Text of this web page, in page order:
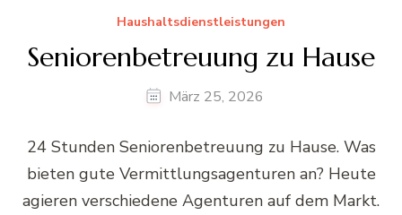
Haushaltsdienstleistungen
Seniorenbetreuung zu Hause
März 25, 2026
24 Stunden Seniorenbetreuung zu Hause. Was
bieten gute Vermittlungsagenturen an? Heute
agieren verschiedene Agenturen auf dem Markt.